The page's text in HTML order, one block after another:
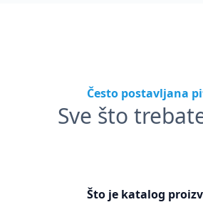
Često postavljana
Sve što
Što je katalog